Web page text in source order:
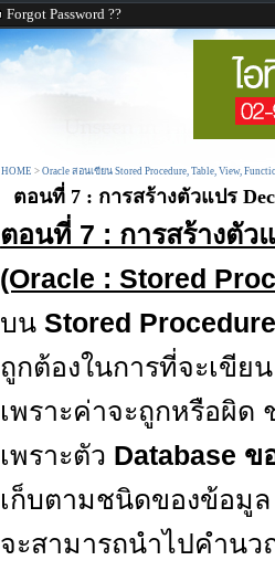
Forgot Password ??
HOME > Oracle สอนเขียน Stored Procedure, Table, View,
ตอนที่ 7 : การสร้างตัวแปร
ตอนที่ 7 : การสร้างตัว
(Oracle : Stored
บน Stored Procedure
ถูกต้องในการที่จะเขีย
เพราะค่าจะถูกหรือผิ
เพราะตัว Database ข
เก็บตามชนิดของข้อมู
จะสามารถนำไปคำน